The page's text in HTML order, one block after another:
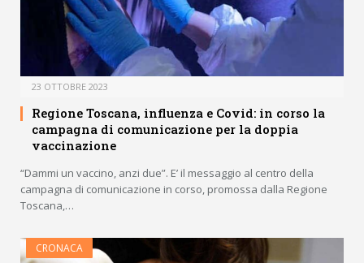
23 OTTOBRE 2023
Regione Toscana, influenza e Covid: in corso la
campagna di comunicazione per la doppia
vaccinazione
“Dammi un vaccino, anzi due”. E’ il messaggio al centro della
campagna di comunicazione in corso, promossa dalla Regione
Toscana,…
CRONACA